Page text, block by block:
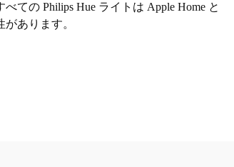
べての Philips Hue ライトは Apple Home と
があります。